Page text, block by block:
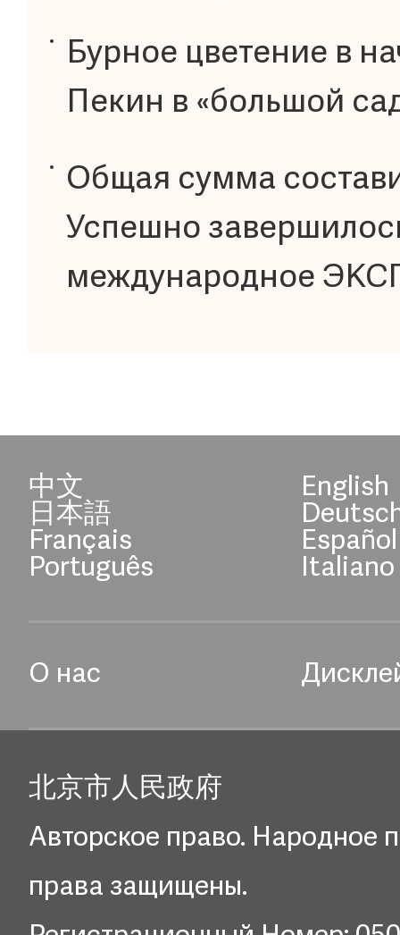
Бурное цветение в
Пекин в «большой
Общая сумма
Успешно
международное
中文 English
日本語
Français Español
Português Italiano
О нас
北京市人民政府
Авторское право. Народное
права защищены.